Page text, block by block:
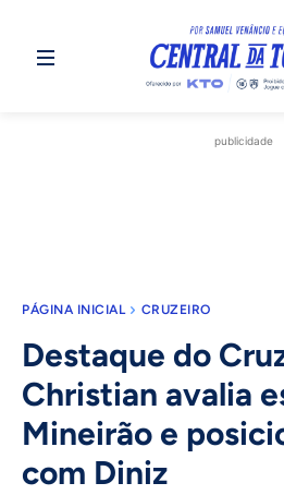
publicidade
PÁGINA INICIAL CRUZEIRO
Destaque do
Christian avalia
Mineirão e
com Diniz